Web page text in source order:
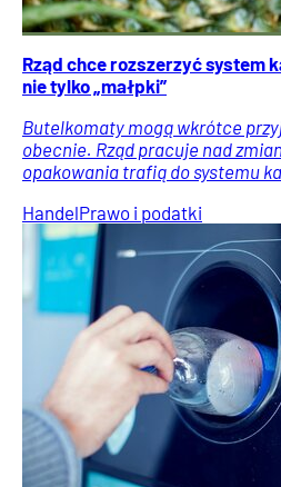
Rząd chce rozszerzyć system
nie tylko „małpki”
Butelkomaty mogą wkrótce
obecnie. Rząd pracuje nad
opakowania trafią do systemu
HandelPrawo i podatki